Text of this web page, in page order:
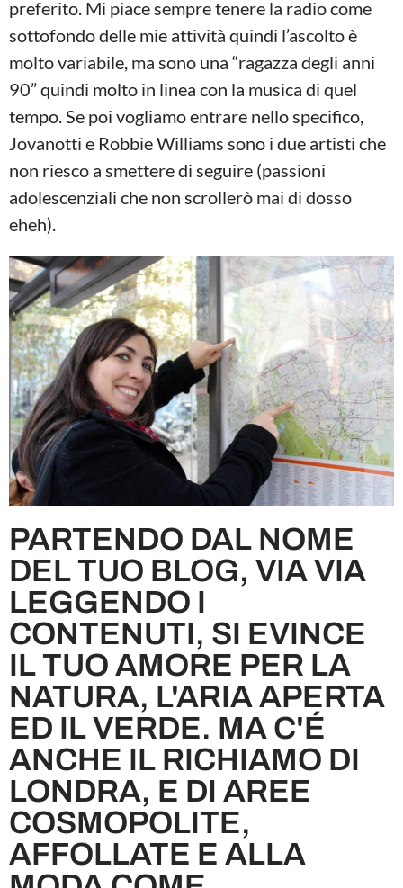
preferito. Mi piace sempre tenere la radio come
sottofondo delle mie attività quindi l’ascolto è
molto variabile, ma sono una “ragazza degli anni
90” quindi molto in linea con la musica di quel
tempo. Se poi vogliamo entrare nello specifico,
Jovanotti e Robbie Williams sono i due artisti che
non riesco a smettere di seguire (passioni
adolescenziali che non scrollerò mai di dosso
eheh).
PARTENDO DAL NOME
DEL TUO BLOG, VIA VIA
LEGGENDO I
CONTENUTI, SI EVINCE
IL TUO AMORE PER LA
NATURA, L'ARIA APERTA
ED IL VERDE. MA C'É
ANCHE IL RICHIAMO DI
LONDRA, E DI AREE
COSMOPOLITE,
AFFOLLATE E ALLA